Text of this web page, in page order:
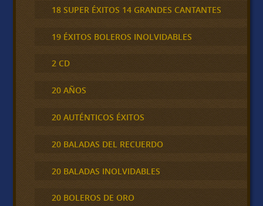
18 SUPER ÉXITOS 14 GRANDES CANTANTES
19 ÉXITOS BOLEROS INOLVIDABLES
2 CD
20 AÑOS
20 AUTÉNTICOS ÉXITOS
20 BALADAS DEL RECUERDO
20 BALADAS INOLVIDABLES
20 BOLEROS DE ORO